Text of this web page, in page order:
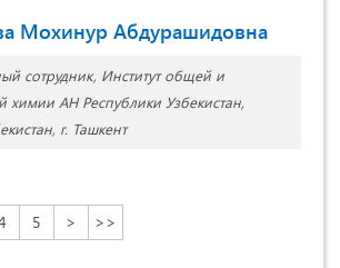
Мохинур Абдурашидовна
сотрудник, Институт общей и
химии АН Республики Узбекистан,
г. Ташкент
5 > >>